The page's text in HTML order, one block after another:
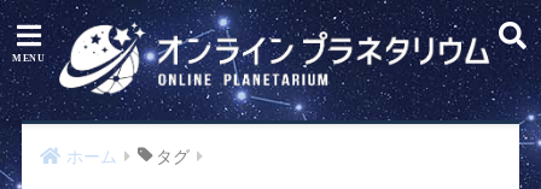
ホーム タグ